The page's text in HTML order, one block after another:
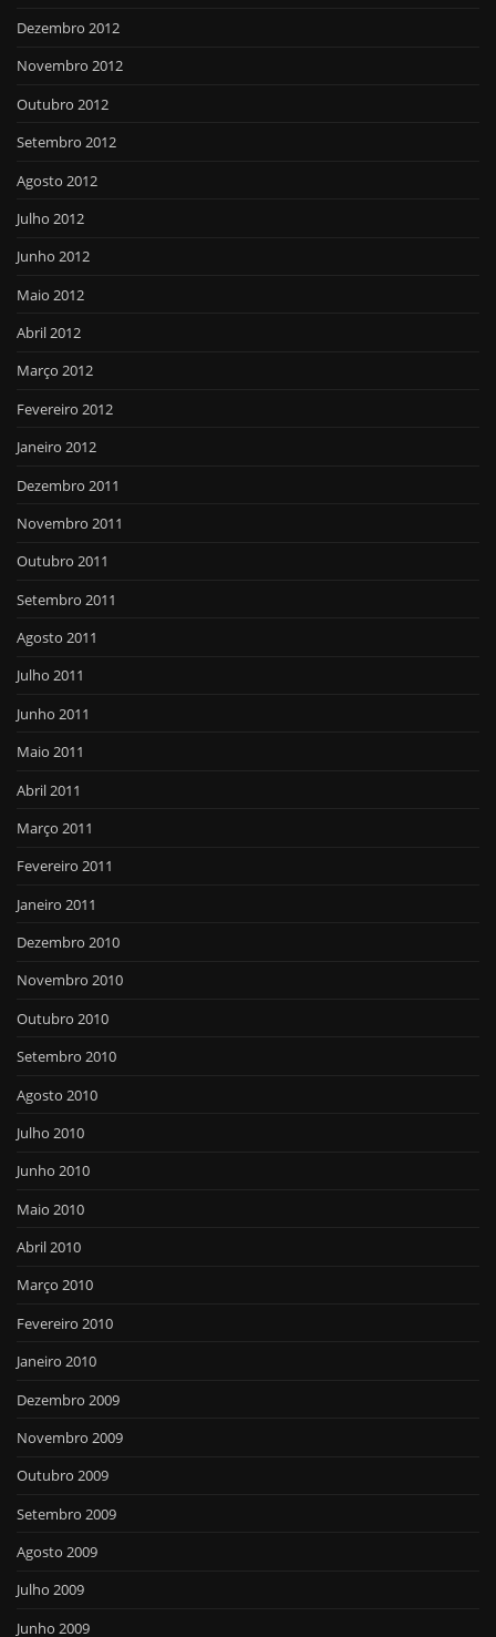
Dezembro 2012
Novembro 2012
Outubro 2012
Setembro 2012
Agosto 2012
Julho 2012
Junho 2012
Maio 2012
Abril 2012
Março 2012
Fevereiro 2012
Janeiro 2012
Dezembro 2011
Novembro 2011
Outubro 2011
Setembro 2011
Agosto 2011
Julho 2011
Junho 2011
Maio 2011
Abril 2011
Março 2011
Fevereiro 2011
Janeiro 2011
Dezembro 2010
Novembro 2010
Outubro 2010
Setembro 2010
Agosto 2010
Julho 2010
Junho 2010
Maio 2010
Abril 2010
Março 2010
Fevereiro 2010
Janeiro 2010
Dezembro 2009
Novembro 2009
Outubro 2009
Setembro 2009
Agosto 2009
Julho 2009
Junho 2009